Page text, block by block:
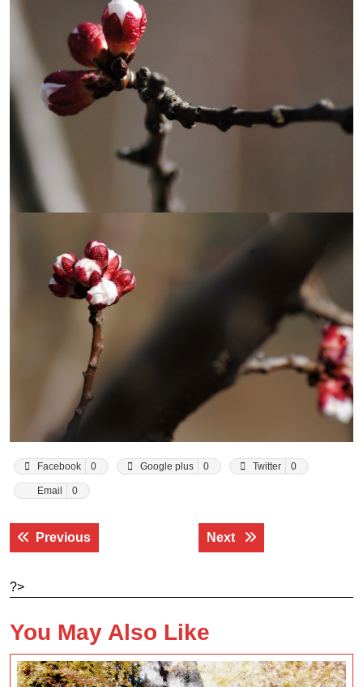
Facebook 0 Google plus 0 Twitter 0
Email 0
Navigace
proPreviousPrevious post: Next Next post:
?>
You May Also Like